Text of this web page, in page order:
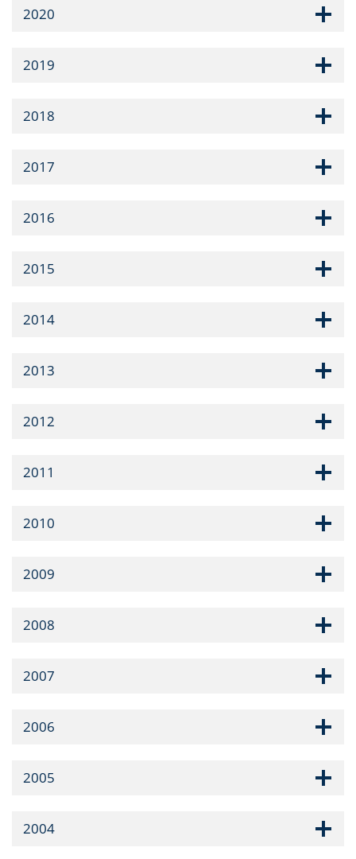
2020
2019
2018
2017
2016
2015
2014
2013
2012
2011
2010
2009
2008
2007
2006
2005
2004